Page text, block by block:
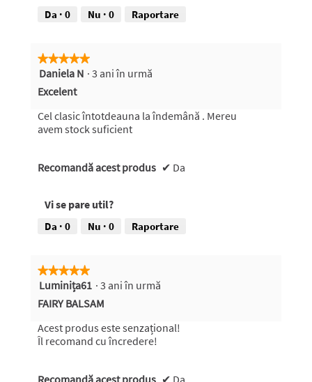
Da · 0 Nu · 0 Raportare
★★★★★
★★★★★
5
5
stele.
Daniela N · 3 ani în urmă
Excelent
Cel clasic întotdeauna la îndemână . Mereu
avem stock suficient
Recomandă acest produs ✔ Da
Vi se pare util?
Da · 0 Nu · 0 Raportare
★★★★★
★★★★★
5
5
stele.
Luminița61 · 3 ani în urmă
FAIRY BALSAM
Acest produs este senzațional!
Îl recomand cu încredere!
Recomandă acest produs ✔ Da